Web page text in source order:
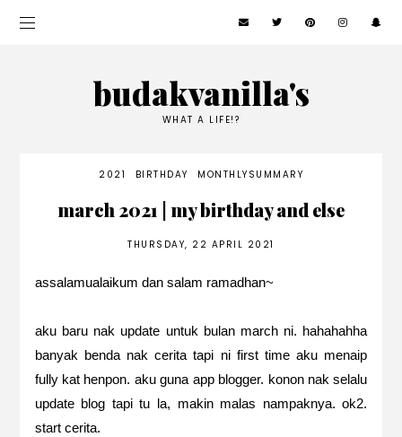
budakvanilla's
WHAT A LIFE!?
2021 BIRTHDAY MONTHLYSUMMARY
march 2021 | my birthday and else
THURSDAY, 22 APRIL 2021
assalamualaikum dan salam ramadhan~
aku baru nak update untuk bulan march ni. hahahahha
banyak benda nak cerita tapi ni first time aku menaip
fully kat henpon. aku guna app blogger. konon nak selalu
update blog tapi tu la, makin malas nampaknya. ok2.
start cerita.